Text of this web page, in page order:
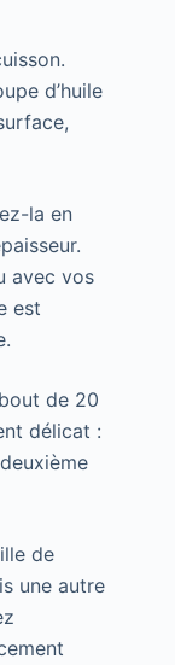
d’huile
la en
avec vos
est
de 20
délicat :
de
une autre